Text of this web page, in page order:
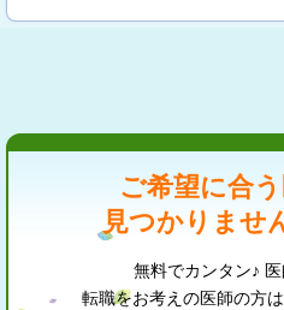
ご希望に合
見つかりませ
無料でカンタン♪ 医
転職をお考えの医師の方